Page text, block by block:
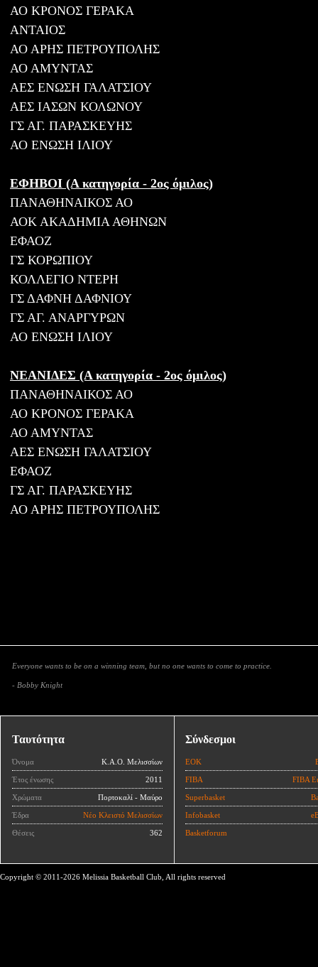
ΑΟ ΚΡΟΝΟΣ ΓΕΡΑΚΑ
ΑΝΤΑΙΟΣ
ΑΟ ΑΡΗΣ ΠΕΤΡΟΥΠΟΛΗΣ
ΑΟ ΑΜΥΝΤΑΣ
ΑΕΣ ΕΝΩΣΗ ΓΑΛΑΤΣΙΟΥ
ΑΕΣ ΙΑΣΩΝ ΚΟΛΩΝΟΥ
ΓΣ ΑΓ. ΠΑΡΑΣΚΕΥΗΣ
ΑΟ ΕΝΩΣΗ ΙΛΙΟΥ
ΕΦΗΒΟΙ (Α κατηγορία - 2ος όμιλος)
ΠΑΝΑΘΗΝΑΙΚΟΣ ΑΟ
ΑΟΚ ΑΚΑΔΗΜΙΑ ΑΘΗΝΩΝ
ΕΦΑΟΖ
ΓΣ ΚΟΡΩΠΙΟΥ
ΚΟΛΛΕΓΙΟ ΝΤΕΡΗ
ΓΣ ΔΑΦΝΗ ΔΑΦΝΙΟΥ
ΓΣ ΑΓ. ΑΝΑΡΓΥΡΩΝ
ΑΟ ΕΝΩΣΗ ΙΛΙΟΥ
ΝΕΑΝΙΔΕΣ (Α κατηγορία - 2ος όμιλος)
ΠΑΝΑΘΗΝΑΙΚΟΣ ΑΟ
ΑΟ ΚΡΟΝΟΣ ΓΕΡΑΚΑ
ΑΟ ΑΜΥΝΤΑΣ
ΑΕΣ ΕΝΩΣΗ ΓΑΛΑΤΣΙΟΥ
ΕΦΑΟΖ
ΓΣ ΑΓ. ΠΑΡΑΣΚΕΥΗΣ
ΑΟ ΑΡΗΣ ΠΕΤΡΟΥΠΟΛΗΣ
Everyone wants to be on a winning team, but no one wants to come to practice.
- Bobby Knight
Ταυτότητα
Όνομα Κ.Α.Ο. Μελισσίων
Έτος ένωσης 2011
Χρώματα Πορτοκαλί - Μαύρο
Έδρα Νέο Κλειστό Μελισσίων
Θέσεις 362
Σύνδεσμοι
ΕΟΚ
FIBA FIBA
Superbasket
Infobasket
Basketforum
Copyright © 2011-2026 Melissia Basketball Club, All rights reserved